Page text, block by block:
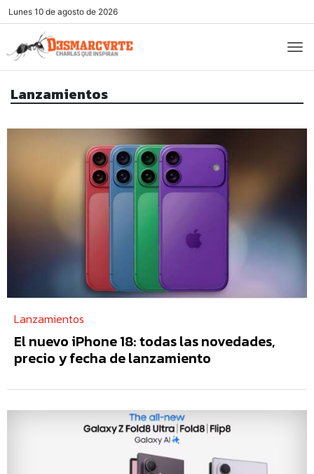
Lunes 10 de agosto de 2026
Lanzamientos
Lanzamientos
El nuevo iPhone 18: todas las novedades,
precio y fecha de lanzamiento